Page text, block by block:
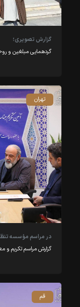
گزارش تصویری؛
گردهمایی مبلغین و
در مراسم مؤسسه
گزارش مراسم تکریم و
تهران
قم